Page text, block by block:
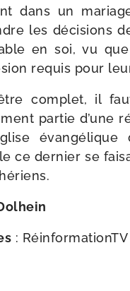
dans un
les déci­sions
en soi, vu
requis pour
com­plet, il
par­tie d’une
évan­gé­lique
ce der­nier se
: RéinformationTV